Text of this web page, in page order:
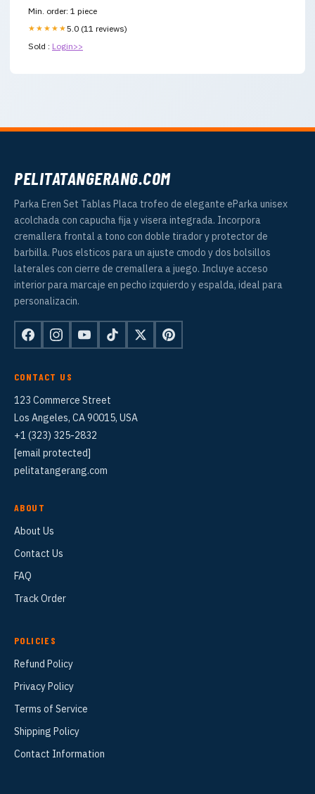
Min. order: 1 piece
★★★★★5.0 (11 reviews)
Sold : Login>>
PELITATANGERANG.COM
Parka Eren Set Tablas Placa trofeo de elegante eParka unisex
acolchada con capucha fija y visera integrada. Incorpora
cremallera frontal a tono con doble tirador y protector de
barbilla. Puos elsticos para un ajuste cmodo y dos bolsillos
laterales con cierre de cremallera a juego. Incluye acceso
interior para marcaje en pecho izquierdo y espalda, ideal para
personalizacin.
CONTACT US
123 Commerce Street
Los Angeles, CA 90015, USA
+1 (323) 325-2832
[email protected]
pelitatangerang.com
ABOUT
About Us
Contact Us
FAQ
Track Order
POLICIES
Refund Policy
Privacy Policy
Terms of Service
Shipping Policy
Contact Information